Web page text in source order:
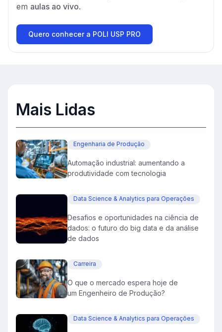
em aulas ao vivo.
Quero conhecer a POLI USP PRO
Mais Lidas
Engenharia de Produção
Automação industrial: aumentando a
produtividade com tecnologia
Data Science & Analytics para Operações
Desafios e oportunidades na ciência de
dados: o futuro do big data e da análise
de dados
Carreira
O que o mercado espera hoje de
um Engenheiro de Produção?
Data Science & Analytics para Operações